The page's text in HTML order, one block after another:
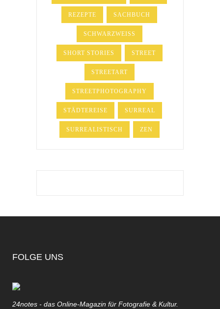
REZEPTE SACHBUCH
SCHWARZWEISS
SHORT STORIES STREET
STREETART
STREETPHOTOGRAPHY
STÄDTEREISE SURREAL
SURREALISTISCH ZEN
FOLGE UNS
24notes - das Online-Magazin für Fotografie & Kultur.